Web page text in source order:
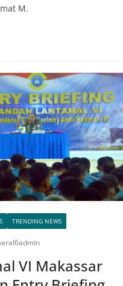
M.
TRENDING NEWS
VI Makassar